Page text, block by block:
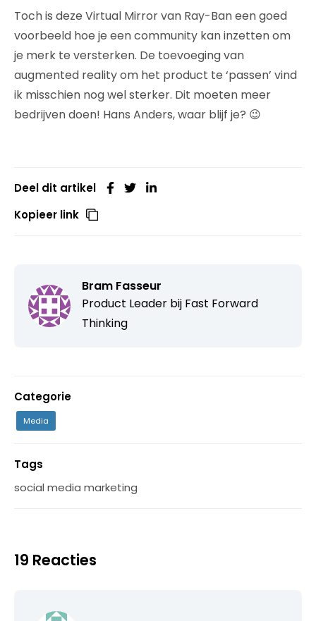
Toch is deze Virtual Mirror van Ray-Ban een goed
voorbeeld hoe je een community kan inzetten om
je merk te versterken. De toevoeging van
augmented reality om het product te ‘passen’ vind
ik misschien nog wel sterker. Dit moeten meer
bedrijven doen! Hans Anders, waar blijf je? 😉
Deel dit artikel
Kopieer link
Bram Fasseur
Product Leader bij Fast Forward
Thinking
Categorie
Media
Tags
social media marketing
19 Reacties